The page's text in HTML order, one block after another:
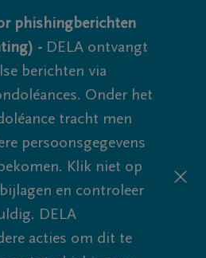
phishingberichten
- DELA ontvangt
berichten via
Onder het
tracht men
persoonsgegevens
Klik niet op
en controleer
DELA
acties om dit te